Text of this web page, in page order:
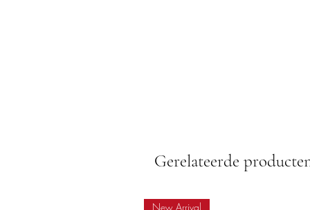
Gerelateerde
New Arrival